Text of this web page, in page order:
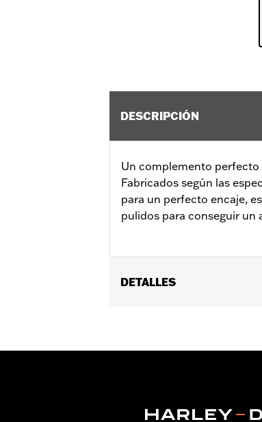
DESCRIPCIÓN
Un complemento perfecto
Fabricados según las
para un perfecto encaje,
pulidos para conseguir un
DETALLES
Instrucciones de
Material:Acero